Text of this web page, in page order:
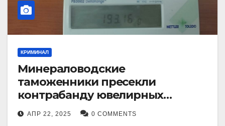
КРИМИНАЛ
Минераловодские
таможенники пресекли
контрабанду ювелирных
изделий на 2 млн рублей
АПР 22, 2025 0 COMMENTS